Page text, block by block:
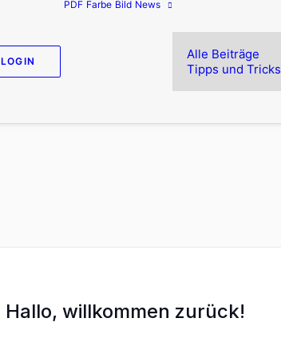
LOGIN
PDF Farbe Bild News
Alle Beiträge
Tipps und Tricks
Hallo, willkommen zurück!